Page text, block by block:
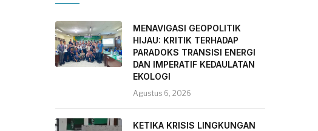
MENAVIGASI GEOPOLITIK
HIJAU: KRITIK TERHADAP
PARADOKS TRANSISI ENERGI
DAN IMPERATIF KEDAULATAN
EKOLOGI
Agustus 6, 2026
KETIKA KRISIS LINGKUNGAN